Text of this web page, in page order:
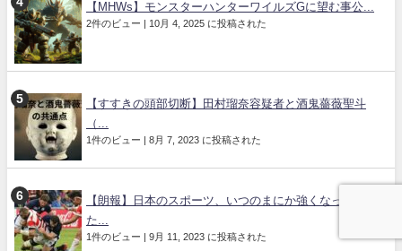
【MHWs】モンスターハンターワイルズGに望む事公...
2件のビュー 10月 4, 2025 に投稿された
【すすきの頭部切断】田村瑠奈容疑者と酒鬼薔薇聖斗
（...
1件のビュー 8月 7, 2023 に投稿された
【朗報】日本のスポーツ、いつのまにか強くなってい
た...
1件のビュー 9月 11, 2023 に投稿された